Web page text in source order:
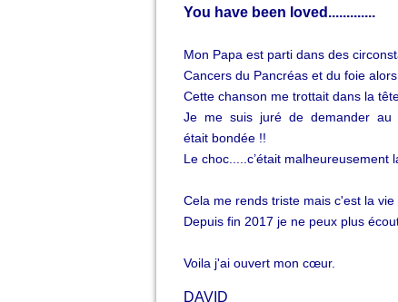
You have been loved.............
Mon Papa est parti dans des
Cancers du Pancréas et du foie
Cette chanson me trottait dans la
Je me suis juré de demander au
était bondée !!
Le choc.....c’était
Cela me rends triste mais c'est la vie
Depuis fin 2017 je ne peux plus
Voila j'ai ouvert mon cœur.
DAVID